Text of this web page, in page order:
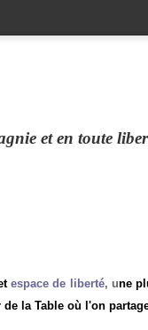
et en toute
espace de liberté, une
la Table où l'on